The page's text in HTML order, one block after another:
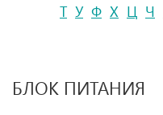
Т У Ф Х Ц Ч
БЛОК ПИТАНИЯ